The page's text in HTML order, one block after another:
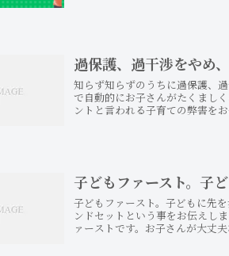
過保護、過干渉をやめ
知らず知らずのうちに過保護、
で自動的にお子さんがたくまし
ントと言われる子育ての弊害を
子どもファースト。子
子どもファースト。子どもに先
ンドセットという事をお伝えし
ァーストです。お子さんが大丈